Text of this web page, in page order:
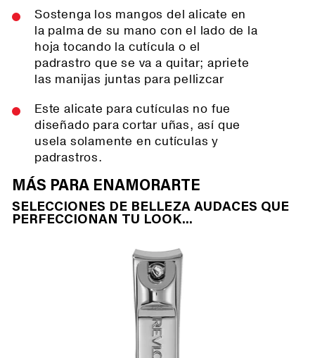
Sostenga los mangos del alicate en
la palma de su mano con el lado de la
hoja tocando la cutícula o el
padrastro que se va a quitar; apriete
las manijas juntas para pellizcar
Este alicate para cutículas no fue
diseñado para cortar uñas, así que
usela solamente en cutículas y
padrastros.
MÁS PARA ENAMORARTE
SELECCIONES DE BELLEZA AUDACES QUE
PERFECCIONAN TU LOOK...